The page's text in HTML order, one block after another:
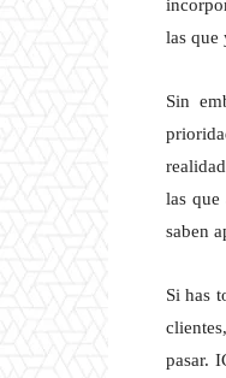
las que
Sin
las que
saben
Si has
pasar.